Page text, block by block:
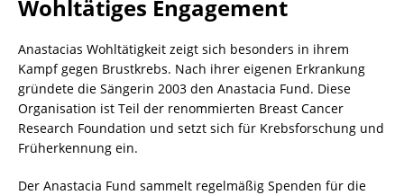
Wohltätiges Engagement
Anastacias Wohltätigkeit zeigt sich besonders in ihrem
Kampf gegen Brustkrebs. Nach ihrer eigenen Erkrankung
gründete die Sängerin 2003 den Anastacia Fund. Diese
Organisation ist Teil der renommierten Breast Cancer
Research Foundation und setzt sich für Krebsforschung und
Früherkennung ein.
Der Anastacia Fund sammelt regelmäßig Spenden für die